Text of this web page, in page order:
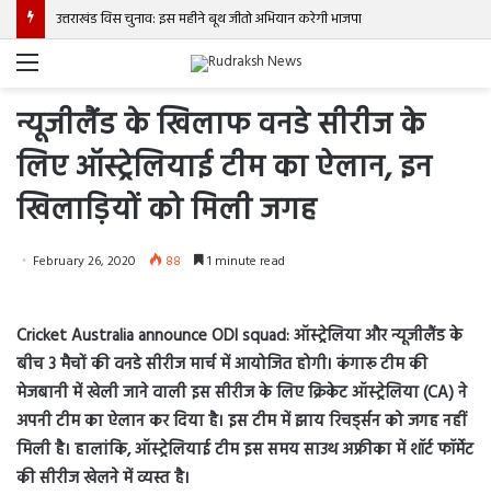
उत्तराखंड विस चुनाव: इस महीने बूथ जीतो अभियान करेगी भाजपा
Menu
न्यूजीलैंड के खिलाफ वनडे सीरीज के
लिए ऑस्ट्रेलियाई टीम का ऐलान, इन
खिलाड़ियों को मिली जगह
February 26, 2020 88 1 minute read
Cricket Australia announce ODI squad: ऑस्ट्रेलिया और न्यूजीलैंड के
बीच 3 मैचों की वनडे सीरीज मार्च में आयोजित होगी। कंगारू टीम की
मेजबानी में खेली जाने वाली इस सीरीज के लिए क्रिकेट ऑस्ट्रेलिया (CA) ने
अपनी टीम का ऐलान कर दिया है। इस टीम में झाय रिचर्ड्सन को जगह नहीं
मिली है। हालांकि, ऑस्ट्रेलियाई टीम इस समय साउथ अफ्रीका में शॉर्ट फॉर्मेट
की सीरीज खेलने में व्यस्त है।